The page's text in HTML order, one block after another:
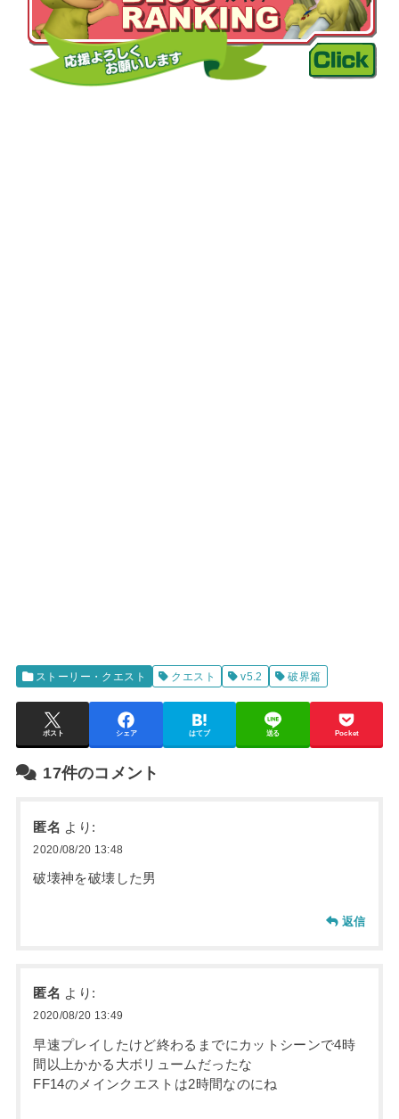
ストーリー・クエスト クエスト v5.2 破界篇
ポスト シェア はてブ 送る Pocket
17件のコメント
匿名 より:
2020/08/20 13:48
破壊神を破壊した男
返信
匿名 より:
2020/08/20 13:49
早速プレイしたけど終わるまでにカットシーンで4時
間以上かかる大ボリュームだったな
FF14のメインクエストは2時間なのにね